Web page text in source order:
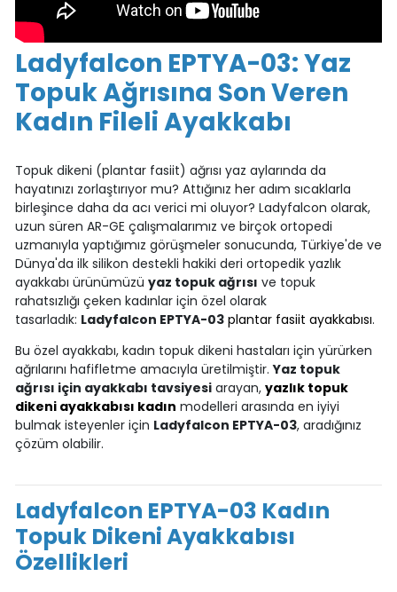
Ladyfalcon EPTYA-03: Yaz
Topuk Ağrısına Son Veren
Kadın Fileli Ayakkabı
Topuk dikeni (plantar fasiit) ağrısı yaz aylarında da
hayatınızı zorlaştırıyor mu? Attığınız her adım sıcaklarla
birleşince daha da acı verici mi oluyor? Ladyfalcon olarak,
uzun süren AR-GE çalışmalarımız ve birçok ortopedi
uzmanıyla yaptığımız görüşmeler sonucunda, Türkiye'de ve
Dünya'da ilk silikon destekli hakiki deri ortopedik yazlık
ayakkabı ürünümüzü yaz topuk ağrısı ve topuk
rahatsızlığı çeken kadınlar için özel olarak
tasarladık: Ladyfalcon EPTYA-03 plantar fasiit ayakkabısı.
Bu özel ayakkabı, kadın topuk dikeni hastaları için yürürken
ağrılarını hafifletme amacıyla üretilmiştir.Yaz topuk
ağrısı için ayakkabı tavsiyesiarayan, yazlık topuk
dikeni ayakkabısı kadın modelleri arasında en iyiyi
bulmak isteyenler için Ladyfalcon EPTYA-03, aradığınız
çözüm olabilir.
Ladyfalcon EPTYA-03 Kadın
Topuk Dikeni Ayakkabısı
Özellikleri